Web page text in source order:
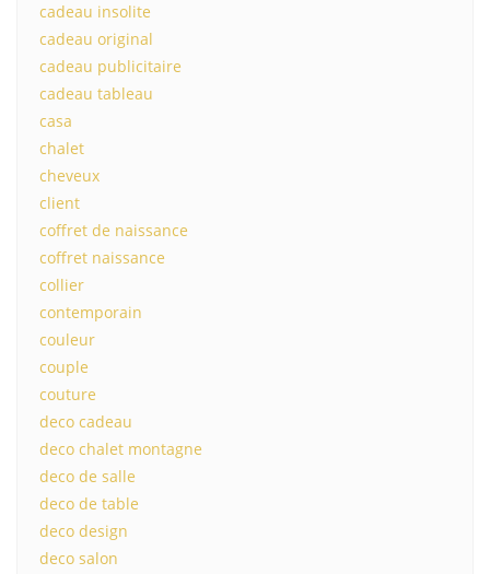
cadeau insolite
cadeau original
cadeau publicitaire
cadeau tableau
casa
chalet
cheveux
client
coffret de naissance
coffret naissance
collier
contemporain
couleur
couple
couture
deco cadeau
deco chalet montagne
deco de salle
deco de table
deco design
deco salon